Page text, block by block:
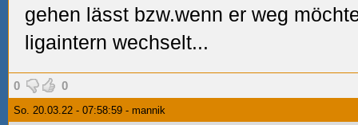
gehen lässt bzw.wenn er weg
ligaintern wechselt...
0 0
So. 20.03.22 - 07:58:59 - mannik